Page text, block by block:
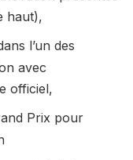
haut),
l’un des
avec
officiel,
Prix pour